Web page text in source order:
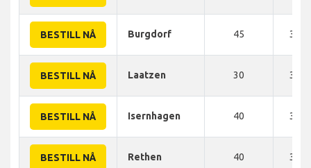
BESTILL NÅ Burgdorf 45 30
BESTILL NÅ Laatzen 30 30
BESTILL NÅ Isernhagen 40 35
BESTILL NÅ Rethen 40 35